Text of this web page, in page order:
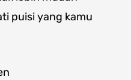
puisi yang kamu